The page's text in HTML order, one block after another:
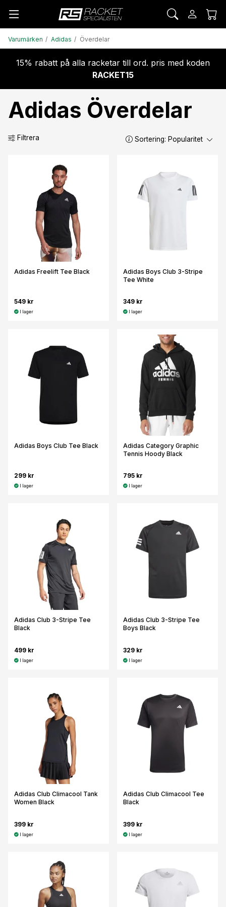
Varumärken Adidas Överdelar
15% rabatt på alla racketar till ord. pris med koden
RACKET15
Adidas Överdelar
Filtrera Sortering: Popularitet
Adidas Freelift Tee Black
549 kr
I lager
Adidas Boys Club 3-Stripe
Tee White
349 kr
I lager
Adidas Boys Club Tee Black
299 kr
I lager
Adidas Category Graphic
Tennis Hoody Black
795 kr
I lager
Adidas Club 3-Stripe Tee
Black
499 kr
I lager
Adidas Club 3-Stripe Tee
Boys Black
329 kr
I lager
Adidas Club Climacool Tank
Women Black
399 kr
I lager
Adidas Club Climacool Tee
Black
399 kr
I lager